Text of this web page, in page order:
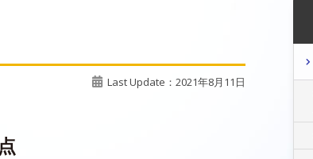
Last Update：2021年8月11日